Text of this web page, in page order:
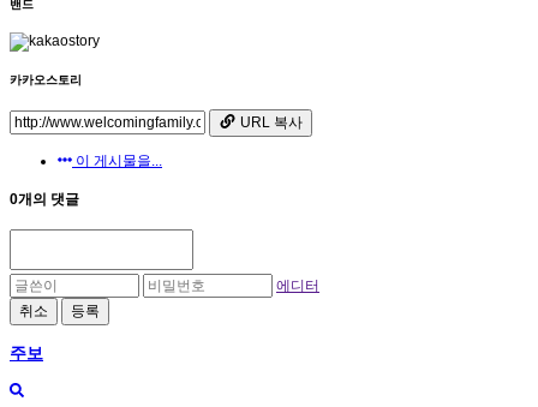
밴드
카카오스토리
URL 복사
이 게시물을...
0개의 댓글
에디터
취소
등록
주보